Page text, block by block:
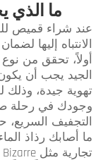
ما الذي
عند شراء قميص
الانتباه إليها
أولاً، تحقق من
الجيد يجب أن
تهوية جيدة، وذلك
وجودك في رحلة
التجفيف السريع،
ما أصابك رذاذ